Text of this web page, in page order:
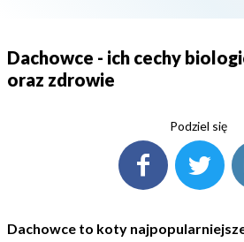
Dachowce - ich cechy
oraz zdrowie
Podziel się
Dachowce to koty